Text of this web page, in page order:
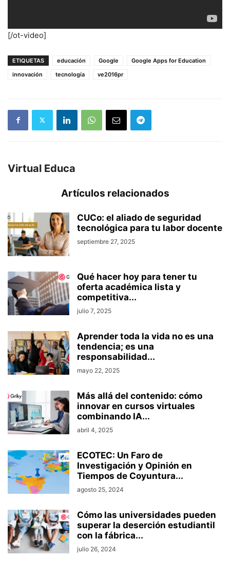
[/ot-video]
ETIQUETAS educación Google
Google Apps for Education
innovación
tecnología ve2016pr
Virtual Educa
Artículos relacionados
CUCo: el aliado de seguridad
tecnológica para tu labor docente
septiembre 27, 2025
Qué hacer hoy para tener tu
oferta académica lista y
competitiva...
julio 7, 2025
Aprender toda la vida no es una
tendencia; es una
responsabilidad...
mayo 22, 2025
Más allá del contenido: cómo
innovar en cursos virtuales
combinando IA...
abril 4, 2025
ECOTEC: Un Faro de
Investigación y Opinión en
Tiempos de Coyuntura...
agosto 25, 2024
Cómo las universidades pueden
superar la deserción estudiantil
con la fábrica...
julio 26, 2024